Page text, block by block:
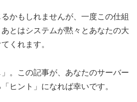
かもしれませんが、一度この仕組
とはシステムが黙々とあなたの大
くれます。
」。この記事が、あなたのサーバー
ヒント」になれば幸いです。